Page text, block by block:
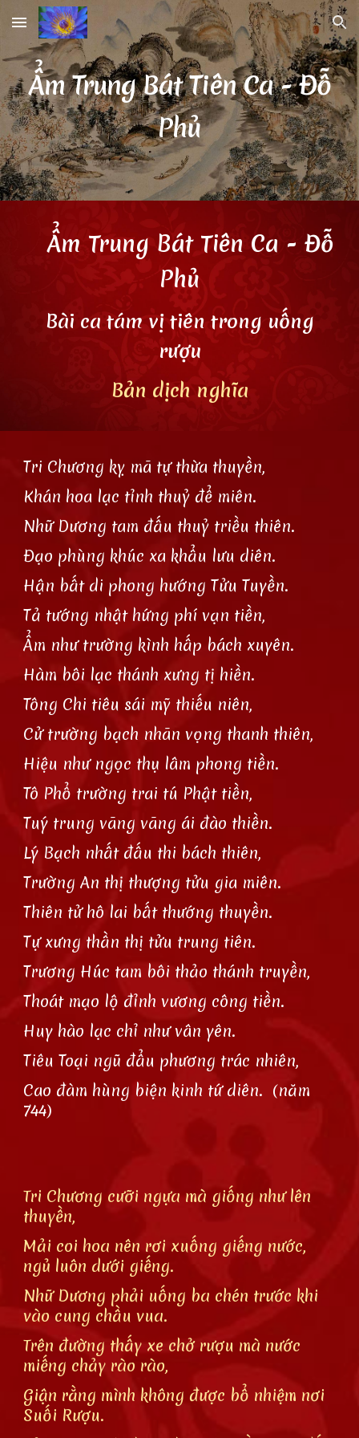
Skip to main content Skip to navigation
Ẩm Trung Bát Tiên Ca- Đỗ
Phủ
Ẩm Trung Bát Tiên Ca - Đỗ
Phủ
Bài ca tám vị tiên trong uống
rượu
Bản dịch nghĩa
Tri Chương kỵ mã tự thừa thuyền,
Khán hoa lạc tỉnh thuỷ để miên.
Nhữ Dương tam đấu thuỷ triều thiên.
Đạo phùng khúc xa khẩu lưu diên.
Hận bất di phong hướng Tửu Tuyền.
Tả tướng nhật hứng phí vạn tiền,
Ẩm như trường kình hấp bách xuyên.
Hàm bôi lạc thánh xưng tị hiền.
Tông Chi tiêu sái mỹ thiếu niên,
Cử trường bạch nhãn vọng thanh thiên,
Hiệu như ngọc thụ lâm phong tiền.
Tô Phổ trường trai tú Phật tiền,
Tuý trung vãng vãng ái đào thiền.
Lý Bạch nhất đấu thi bách thiên,
Trường An thị thượng tửu gia miên.
Thiên tử hô lai bất thướng thuyền.
Tự xưng thần thị tửu trung tiên.
Trương Húc tam bôi thảo thánh truyền,
Thoát mạo lộ đỉnh vương công tiền.
Huy hào lạc chỉ như vân yên.
Tiêu Toại ngũ đẩu phương trác nhiên,
Cao đàm hùng biện kinh tứ diên. (năm
744)
Tri Chương cưỡi ngựa mà giống như lên
thuyền,
Mải coi hoa nên rơi xuống giếng nước,
ngủ luôn dưới giếng.
Nhữ Dương phải uống ba chén trước khi
vào cung chầu vua.
Trên đường thấy xe chở rượu mà nước
miếng chảy rào rào,
Giận rằng mình không được bổ nhiệm nơi
Suối Rượu.